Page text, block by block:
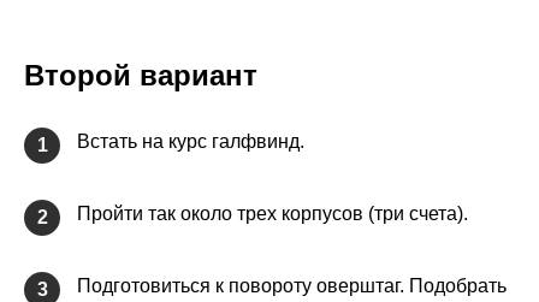
Второй вариант
1 Встать на курс галфвинд.
2 Пройти так около трех корпусов (три счета).
3
Подготовиться к повороту оверштаг. Подобрать